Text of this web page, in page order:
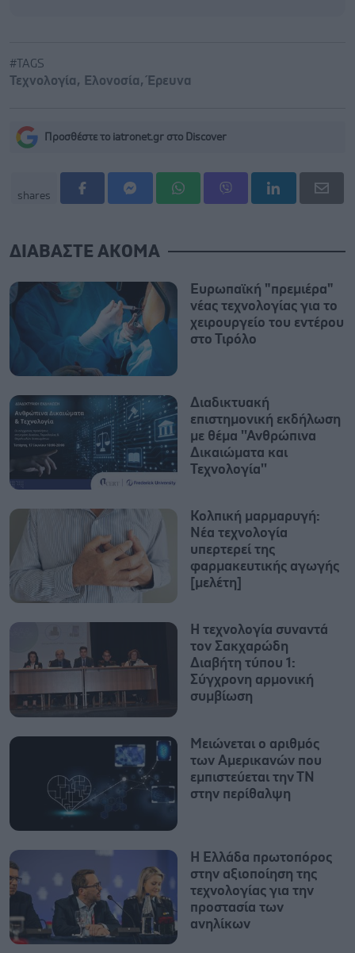
#TAGS
Τεχνολογία, Ελονοσία, Έρευνα
Προσθέστε το iatronet.gr στο Discover
shares
ΔΙΑΒΑΣΤΕ ΑΚΟΜΑ
Ευρωπαϊκή "πρεμιέρα"
νέας τεχνολογίας για το
χειρουργείο του εντέρου
στο Τιρόλο
Διαδικτυακή
επιστημονική εκδήλωση
με θέμα ''Ανθρώπινα
Δικαιώματα και
Τεχνολογία''
Κολπική μαρμαρυγή:
Νέα τεχνολογία
υπερτερεί της
φαρμακευτικής αγωγής
[μελέτη]
Η τεχνολογία συναντά
τον Σακχαρώδη
Διαβήτη τύπου 1: ​
Σύγχρονη αρμονική
συμβίωση
Μειώνεται ο αριθμός
των Αμερικανών που
εμπιστεύεται την ΤΝ
στην περίθαλψη
H Ελλάδα πρωτοπόρος
στην αξιοποίηση της
τεχνολογίας για την
προστασία των
ανηλίκων